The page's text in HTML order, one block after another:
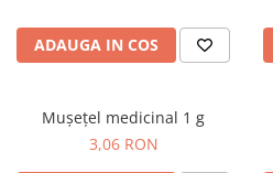
Abutilon
Albastrita
Amaranthus
Amestec Alpin
Rapita
Vita de vie
ADAUGA IN COS
Mușețel medicinal 1 g
3,06 RON